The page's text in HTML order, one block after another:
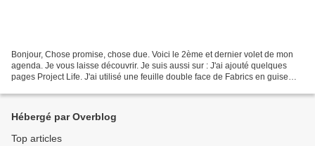
Bonjour, Chose promise, chose due. Voici le 2ème et dernier volet de mon
agenda. Je vous laisse découvrir. Je suis aussi sur : J'ai ajouté quelques
pages Project Life. J'ai utilisé une feuille double face de Fabrics en guise
Hébergé par Overblog
Top articles